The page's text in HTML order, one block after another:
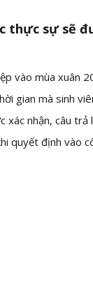
thực sự sẽ
vào mùa xuân
gian mà sinh
nhận, câu trả
quyết định vào